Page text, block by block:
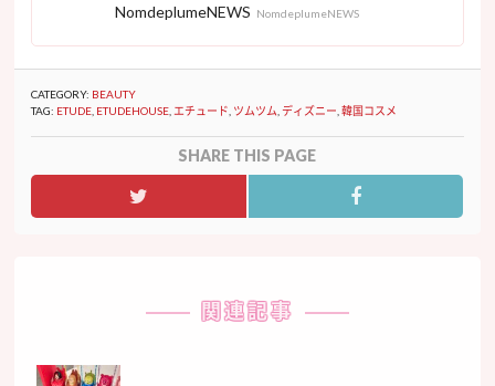
NomdeplumeNEWS NomdeplumeNEWS
CATEGORY: BEAUTY
TAG: ETUDE ETUDEHOUSE エチュード ツムツム ,ディズニー ,韓国コスメ
SHARE THIS PAGE
関連記事